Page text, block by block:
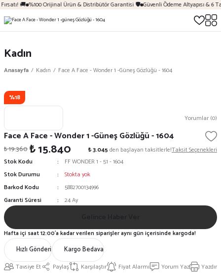
🚚 %100 Orijinal Ürün & Distribütör Garantisi 🛡️ Güvenli Ödeme Altyapısı & 6
Kadın
Anasayfa Kadın Face A Face - Wonder 1 -Güneş Gözlüğü - 1604
%18
Yorumlar (0)
Face A Face - Wonder 1 -Güneş Gözlüğü - 1604
₺ 19.360₺ 15.840 ₺ 3.045 den başlayan taksitlerle!Taksit Seçenekleri
Stok Kodu
FF WONDER 1 - 51 - 1604
Stok Durumu
Stokta yok
Barkod Kodu
5882700134996
Garanti Süresi
24 Ay
Hızlı Gönderi Kargo Bedava
Tavsiye Et Paylaş Karşılaştır Fiyat Alarmı Yorum Yaz Yazdır
Hafta içi saat 12:00'a kadar verilen siparişler aynı gün içerisinde kargoda!